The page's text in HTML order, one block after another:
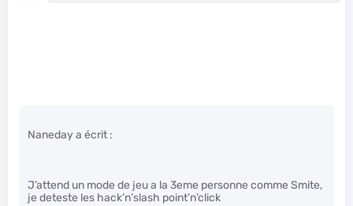
Naneday a écrit :
J’attend un mode de jeu a la 3eme personne comme Smite,
je deteste les hack’n’slash point’n’click